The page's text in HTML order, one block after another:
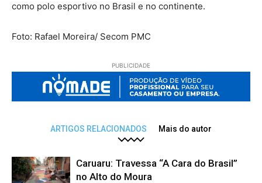
como polo esportivo no Brasil e no continente.
Foto: Rafael Moreira/ Secom PMC
PUBLICIDADE
ARTIGOS RELACIONADOS Mais do autor
Caruaru: Travessa “A Cara do Brasil”
no Alto do Moura